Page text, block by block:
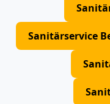
Sanitärservice